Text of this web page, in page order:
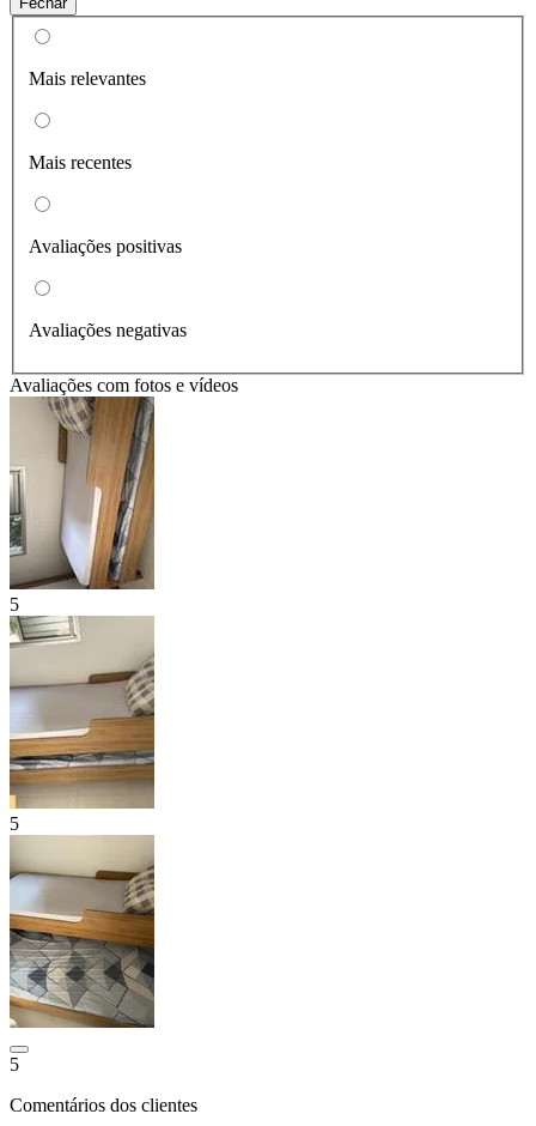
Mais relevantes
Mais recentes
Avaliações positivas
Avaliações negativas
Avaliações com fotos e vídeos
5
5
5
Comentários dos clientes